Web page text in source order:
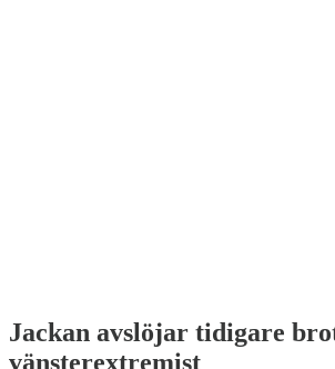
Jackan avslöjar tidigare
vänsterextremist